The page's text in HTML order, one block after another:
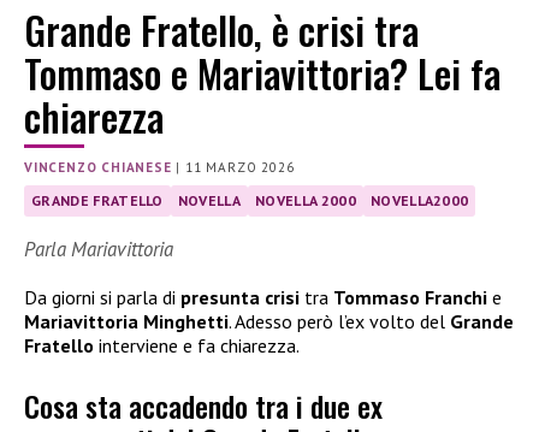
Grande Fratello, è crisi tra
Tommaso e Mariavittoria? Lei fa
chiarezza
VINCENZO CHIANESE | 11 MARZO 2026
GRANDE FRATELLO NOVELLA NOVELLA 2000 NOVELLA2000
Parla Mariavittoria
Da giorni si parla di presunta crisi tra Tommaso Franchi e
Mariavittoria Minghetti. Adesso però l’ex volto del Grande
Fratello interviene e fa chiarezza.
Cosa sta accadendo tra i due ex